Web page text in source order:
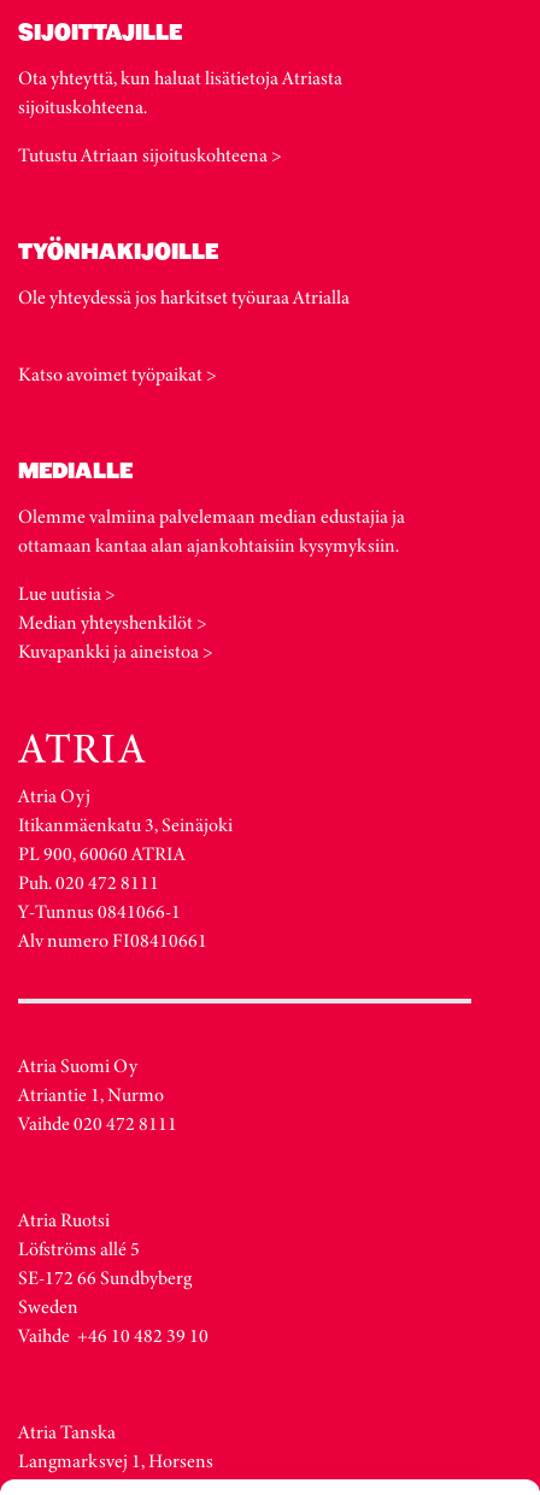
SIJOITTAJILLE
Ota yhteyttä, kun haluat lisätietoja Atriasta
sijoituskohteena.
Tutustu Atriaan sijoituskohteena >
TYÖNHAKIJOILLE
Ole yhteydessä jos harkitset työuraa Atrialla
Katso avoimet työpaikat >
MEDIALLE
Olemme valmiina palvelemaan median edustajia ja
ottamaan kantaa alan ajankohtaisiin kysymyksiin.
Lue uutisia >
Median yhteyshenkilöt >
Kuvapankki ja aineistoa >
Atria Oyj
Itikanmäenkatu 3, Seinäjoki
PL 900, 60060 ATRIA
Puh. 020 472 8111
Y-Tunnus 0841066-1
Alv numero FI08410661
Atria Suomi Oy
Atriantie 1, Nurmo
Vaihde 020 472 8111
Atria Ruotsi
Löfströms allé 5
SE-172 66 Sundbyberg
Sweden
Vaihde +46 10 482 39 10
Atria Tanska
Langmarksvej 1, Horsens